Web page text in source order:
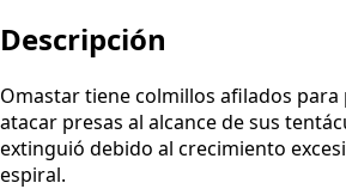
Descripción
Omastar tiene colmillos afilados
atacar presas al alcance de sus
extinguió debido al crecimiento
espiral.